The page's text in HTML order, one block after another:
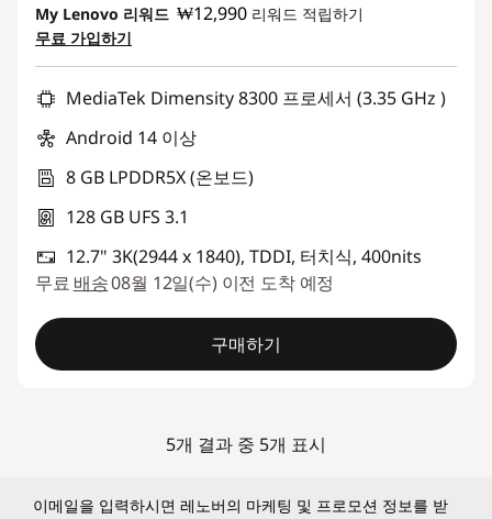
My Lenovo 리워드 ₩12,990 리워드 적립하기
무료 가입하기
MediaTek Dimensity 8300 프로세서 (3.35 GHz )
Android 14 이상
8 GB LPDDR5X (온보드)
128 GB UFS 3.1
12.7" 3K(2944 x 1840), TDDI, 터치식, 400nits
무료 배송08월 12일(수) 이전 도착 예정
구매하기
5개 결과 중 5개 표시
이메일을 입력하시면 레노버의 마케팅 및 프로모션 정보를 받